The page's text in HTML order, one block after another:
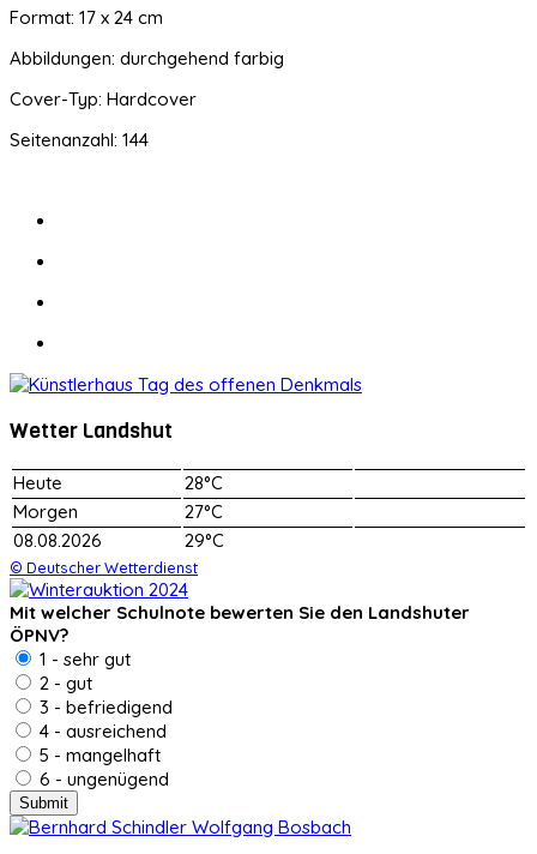
Format: 17 x 24 cm
Abbildungen: durchgehend farbig
Cover-Typ: Hardcover
Seitenanzahl: 144
Wetter Landshut
Heute
28°C
Morgen
27°C
08.08.2026
29°C
© Deutscher Wetterdienst
Mit welcher Schulnote bewerten Sie den Landshuter
ÖPNV?
1 - sehr gut
2 - gut
3 - befriedigend
4 - ausreichend
5 - mangelhaft
6 - ungenügend